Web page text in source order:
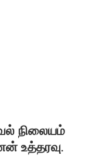
நிலையம்
உத்தரவு.